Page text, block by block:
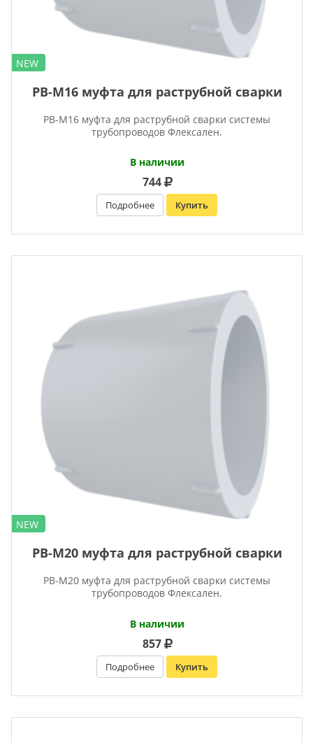
NEW
PB-M16 муфта для раструбной сварки
PB-M16 муфта для раструбной сварки системы
трубопроводов Флексален.
В наличии
744
Подробнее Купить
NEW
PB-M20 муфта для раструбной сварки
PB-M20 муфта для раструбной сварки системы
трубопроводов Флексален.
В наличии
857
Подробнее Купить